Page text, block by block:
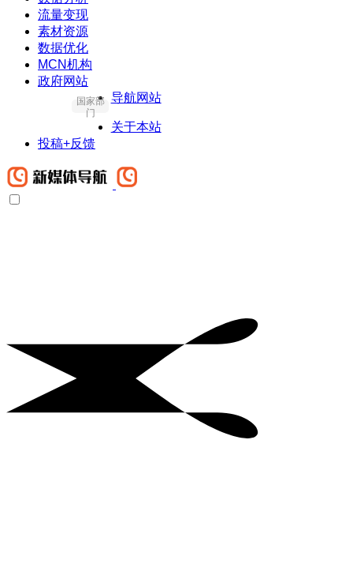
流量变现
素材资源
数据优化
MCN机构
政府网站
国家部
门
导航网站
关于本站
投稿+反馈